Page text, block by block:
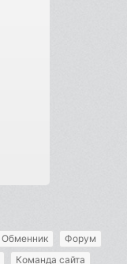
Обменник
Форум
Команда сайта